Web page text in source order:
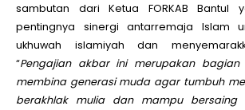
sambutan dari Ketua FORKAB Bantul
pentingnya sinergi antarremaja Islam
ukhuwah islamiyah dan
“Pengajian akbar ini merupakan
membina generasi muda agar tumbuh
berakhlak mulia dan mampu